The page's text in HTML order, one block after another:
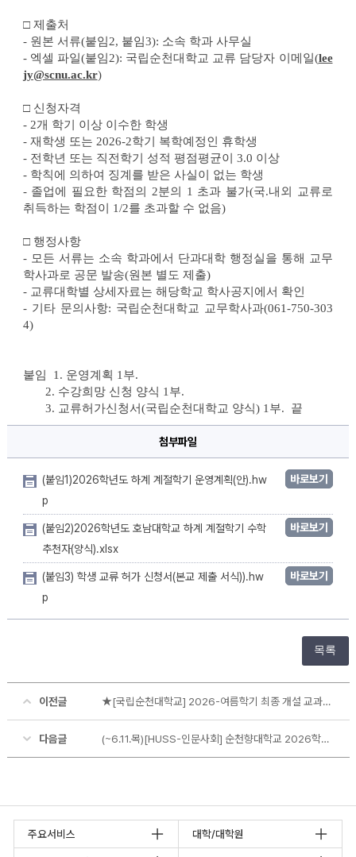
□ 제출처
- 원본 서류(붙임2, 붙임3): 소속 학과 사무실
- 엑셀 파일(붙임2): 국립순천대학교 교류 담당자 이메일(lee
jy@scnu.ac.kr)
□ 신청자격
- 2개 학기 이상 이수한 학생
- 재학생 또는 2026-2학기 복학예정인 휴학생
- 전학년 또는 직전학기 성적 평점평균이 3.0 이상
- 학칙에 의하여 징계를 받은 사실이 없는 학생
- 졸업에 필요한 학점의 2분의 1 초과 불가(국.내외 교류로
취득하는 학점이 1/2를 초과할 수 없음)
□ 행정사항
- 모든 서류는 소속 학과에서 단과대학 행정실을 통해 교무
학사과로 공문 발송(원본 별도 제출)
- 교류대학별 상세자료는 해당학교 학사공지에서 확인
- 기타 문의사항: 국립순천대학교 교무학사과(061-750-303
4)
붙임  1. 운영계획 1부.
       2. 수강희망 신청 양식 1부.
       3. 교류허가신청서(국립순천대학교 양식) 1부.  끝
첨부파일
(붙임1)2026학년도 하계 계절학기 운영계획(안).hw
p
바로보기
(붙임2)2026학년도 호남대학교 하계 계절학기 수학
추천자(양식).xlsx
바로보기
(붙임3) 학생 교류 허가 신청서(본교 제출 서식)).hw
p
바로보기
목록
이전글 ★[국립순천대학교] 2026-여름학기 최종 개설 교과목 및 등록금납부일정 안내
다음글 (~6.11.목)[HUSS-인문사회] 순천향대학교 2026학년도 하계 계절학기 수학 안내
주요서비스 대학/대학원